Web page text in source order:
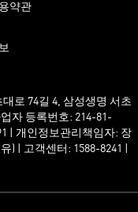
약관
로 74길 4, 삼성생명 서초
자 등록번호: 214-81-
| 개인정보관리책임자: 장
) | 고객센터: 1588-8241 |